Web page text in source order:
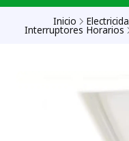
Inicio
Interruptores Horarios